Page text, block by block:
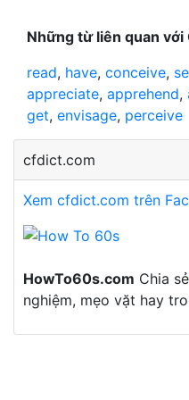
Những từ liên quan với
read, have, conceive,
appreciate, apprehend,
get, envisage, perceive
cfdict.com
Xem cfdict.com trên
HowTo60s.com Chia sẻ
nghiệm, mẹo vặt hay